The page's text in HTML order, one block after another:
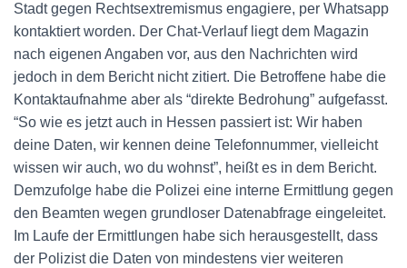
Stadt gegen Rechtsextremismus engagiere, per Whatsapp
kontaktiert worden. Der Chat-Verlauf liegt dem Magazin
nach eigenen Angaben vor, aus den Nachrichten wird
jedoch in dem Bericht nicht zitiert. Die Betroffene habe die
Kontaktaufnahme aber als “direkte Bedrohung” aufgefasst.
“So wie es jetzt auch in Hessen passiert ist: Wir haben
deine Daten, wir kennen deine Telefonnummer, vielleicht
wissen wir auch, wo du wohnst”, heißt es in dem Bericht.
Demzufolge habe die Polizei eine interne Ermittlung gegen
den Beamten wegen grundloser Datenabfrage eingeleitet.
Im Laufe der Ermittlungen habe sich herausgestellt, dass
der Polizist die Daten von mindestens vier weiteren